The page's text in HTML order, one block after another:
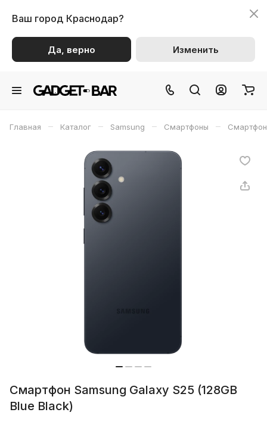
Ваш город Краснодар?
Да, верно Изменить
Главная – Каталог – Samsung – Смартфоны –
Смартфон Samsung Galaxy S25 (128GB
Blue Black)